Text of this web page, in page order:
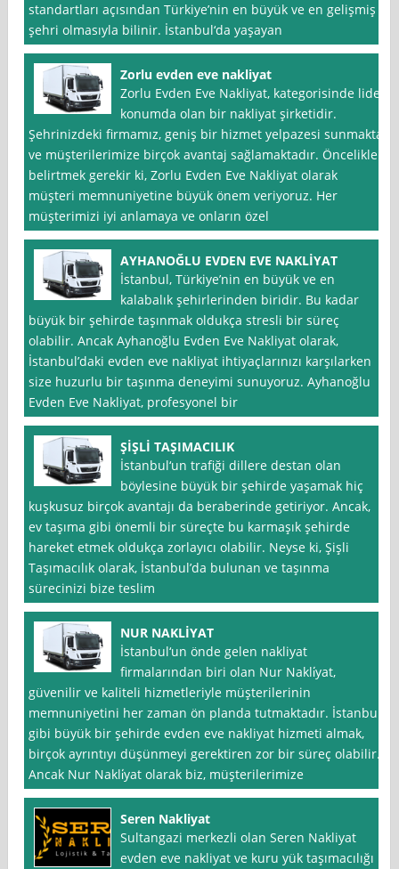
standartları açısından Türkiye’nin en büyük ve en gelişmiş
şehri olmasıyla bilinir. İstanbul‘da yaşayan
Zorlu evden eve nakliyat
Zorlu Evden Eve Nakliyat, kategorisinde lider
konumda olan bir nakliyat şirketidir.
Şehrinizdeki firmamız, geniş bir hizmet yelpazesi sunmakta
ve müşterilerimize birçok avantaj sağlamaktadır. Öncelikle
belirtmek gerekir ki, Zorlu Evden Eve Nakliyat olarak
müşteri memnuniyetine büyük önem veriyoruz. Her
müşterimizi iyi anlamaya ve onların özel
AYHANOĞLU EVDEN EVE NAKLİYAT
İstanbul, Türkiye’nin en büyük ve en
kalabalık şehirlerinden biridir. Bu kadar
büyük bir şehirde taşınmak oldukça stresli bir süreç
olabilir. Ancak Ayhanoğlu Evden Eve Nakliyat olarak,
İstanbul’daki evden eve nakliyat ihtiyaçlarınızı karşılarken
size huzurlu bir taşınma deneyimi sunuyoruz. Ayhanoğlu
Evden Eve Nakliyat, profesyonel bir
ŞİŞLİ TAŞIMACILIK
İstanbul‘un trafiği dillere destan olan
böylesine büyük bir şehirde yaşamak hiç
kuşkusuz birçok avantajı da beraberinde getiriyor. Ancak,
ev taşıma gibi önemli bir süreçte bu karmaşık şehirde
hareket etmek oldukça zorlayıcı olabilir. Neyse ki, Şişli
Taşımacılık olarak, İstanbul’da bulunan ve taşınma
sürecinizi bize teslim
NUR NAKLİYAT
İstanbul‘un önde gelen nakliyat
firmalarından biri olan Nur Nakli̇yat,
güvenilir ve kaliteli hizmetleriyle müşterilerinin
memnuniyetini her zaman ön planda tutmaktadır. İstanbul
gibi büyük bir şehirde evden eve nakliyat hizmeti almak,
birçok ayrıntıyı düşünmeyi gerektiren zor bir süreç olabilir.
Ancak Nur Nakli̇yat olarak biz, müşterilerimize
Seren Nakliyat
Sultangazi merkezli olan Seren Nakliyat
evden eve nakliyat ve kuru yük taşımacılığı